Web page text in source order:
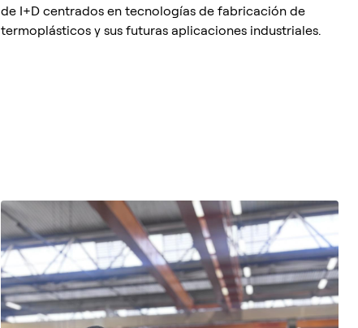
de I+D centrados en tecnologías de fabricación de
termoplásticos y sus futuras aplicaciones industriales.